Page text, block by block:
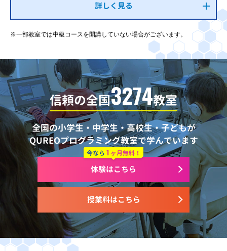
詳しく見る
※一部教室では中級コースを開講していない場合がございます。
信頼の全国3274教室
全国の小学生・中学生・高校生・子どもが
QUREOプログラミング教室で学んでいます
授業料はこちら
今なら 1 ヶ月無料！
体験はこちら